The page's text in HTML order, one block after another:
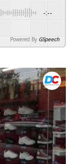
-:--
Powered By GSpeech